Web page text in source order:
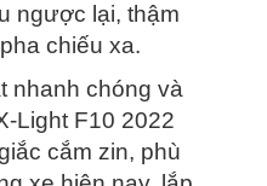
ngược lại, thậm
chiếu xa.
nhanh chóng và
Light F10 2022
cắm zin, phù